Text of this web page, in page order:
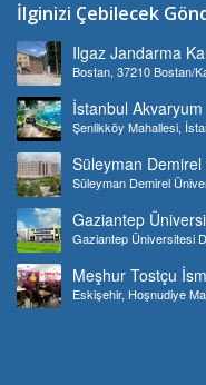
İlginizi Çebilecek
Ilgaz Jandarma
Bostan, 37210 Bostan/
İstanbul Akvaryum
Şenlikköy Mahallesi,
Süleyman Demirel
Süleyman Demirel
Gaziantep
Gaziantep Üniversitesi
Meşhur Tostçu
Eskişehir, Hoşnudiye